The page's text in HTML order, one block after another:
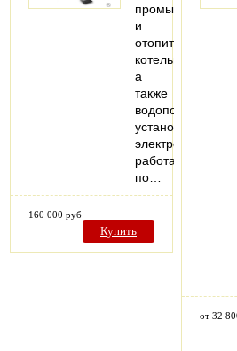
промышленных
и
отопительных
котельных,
а
также
установках
электростанций,
работающих
по…
160 000 руб
Купить
от 32